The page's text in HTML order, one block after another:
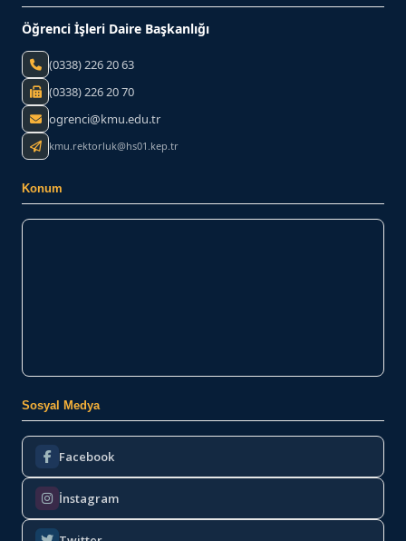
BİZE YAZIN
Öğrenci İşleri Daire Başkanlığı
(0338) 226 20 63
(0338) 226 20 70
ogrenci@kmu.edu.tr
kmu.rektorluk@hs01.kep.tr
Konum
Sosyal Medya
Facebook
İnstagram